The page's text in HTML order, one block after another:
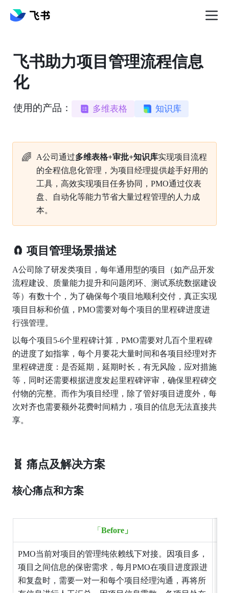
飞书助力项目管理流程信息
化
使用的产品： 多维表格 知识库
🌈 A公司通过多维表格+审批+知识库实现项目流程
的全程信息化管理，为项目经理提供趁手好用的
工具，高效实现项目任务协同，PMO通过仪表
盘、自动化等能力节省大量过程管理的人力成
本。
🧲 项目管理场景描述
A公司除了研发类项目，每年通用型的项目（如产品开发
流程建设、质量能力提升和问题闭环、测试系统数据建设
等）有数十个，为了确保每个项目地顺利交付，真正实现
项目目标和价值，PMO需要对每个项目的里程碑进度进
行强管理。
以每个项目5-6个里程碑计算，PMO需要对几百个里程碑
的进度了如指掌，每个月要花大量时间和各项目经理对齐
里程碑进度：是否延期，延期时长，有无风险，应对措施
等，同时还需要根据进度发起里程碑评审，确保里程碑交
付物的完整。而作为项目经理，除了管好项目进度外，每
次对齐也需要额外花费时间精力，项目的信息无法直接共
享。
🧬 痛点及解决方案
核心痛点和方案
「 Before」
PMO当前对项目的管理纯依赖线下对接。因项目多，
项目之间信息的保密需求，每月PMO在项目进度跟进
和复盘时，需要一对一和每个项目经理沟通，再将所